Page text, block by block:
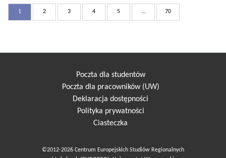
1 2 3 4 5 ... 70
Poczta dla studentów
Poczta dla pracowników (UW)
Deklaracja dostępności
Polityka prywatności
Ciasteczka
©2012-2026 Centrum Europejskich Studiów Regionalnych